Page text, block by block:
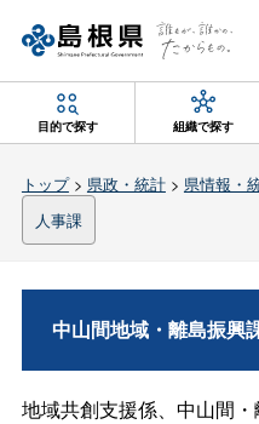
目的で探す 組織で探す
トップ> 県政・統計> 県情報・
人事課
中山間地域・離島振興
地域共創支援係、中山間